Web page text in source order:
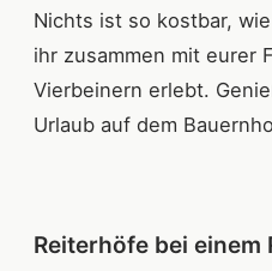
Nichts ist so kostbar,
ihr zusammen mit eurer
Vierbeinern erlebt.
Urlaub auf dem
Reiterhöfe bei einem